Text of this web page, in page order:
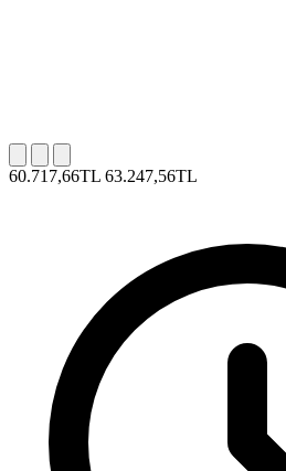
60.717,66TL 63.247,56TL